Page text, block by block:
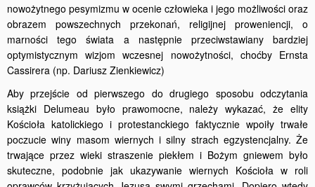
nowożytnego pesymizmu w ocenie człowieka i jego możliwości oraz
obrazem powszechnych przekonań, religijnej proweniencji, o
marności tego świata a następnie przeciwstawiany bardziej
optymistycznym wizjom wczesnej nowożytności, choćby Ernsta
Cassirera (np. Dariusz Zienkiewicz)
Aby przejście od pierwszego do drugiego sposobu odczytania
książki Delumeau było prawomocne, należy wykazać, że elity
Kościoła katolickiego i protestanckiego faktycznie wpoiły trwałe
poczucie winy masom wiernych i silny strach egzystencjalny. Że
trwające przez wieki straszenie piekłem i Bożym gniewem było
skuteczne, podobnie jak ukazywanie wiernych Kościoła w roli